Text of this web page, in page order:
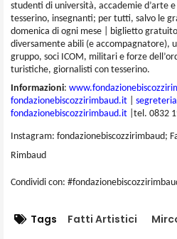
studenti di università, accademie d’arte
tesserino, insegnanti; per tutti, salvo le
domenica di ogni mese | biglietto
diversamente abili (e accompagnatore),
gruppo, soci ICOM, militari e forze
turistiche, giornalisti con tesserino.
Informazioni:
fondazionebiscozzirimbaud.it
fondazionebiscozzirimbaud.it |tel. 0832
Instagram: fondazionebiscozzirimbaud;
Rimbaud
Condividi con:
Tags Fatti Artistici